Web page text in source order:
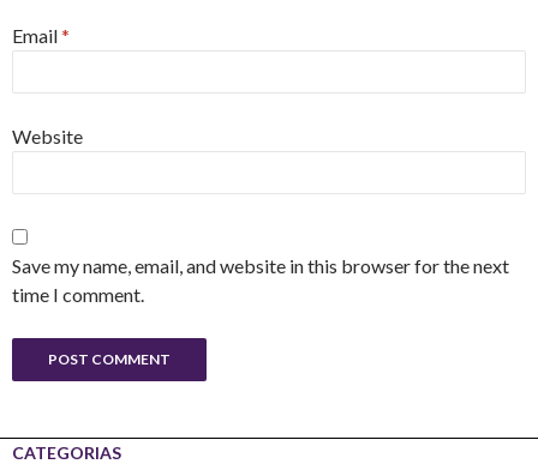
Email*
Website
Save my name, email, and website in this browser for the next
time I comment.
CATEGORIAS